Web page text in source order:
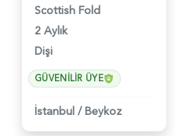
Scottish Fold
2 Aylık
Dişi
GÜVENILIR ÜYE
İstanbul / Beykoz